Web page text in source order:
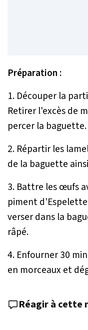
Préparation :
1. Découper la
Retirer l'excès de
percer la baguette.
2. Répartir les
de la baguette
3. Battre les œufs
piment
verser dans la
râpé.
4. Enfourner 30
en morceaux et
Réagir à cette